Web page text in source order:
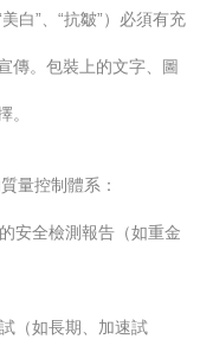
白”、“抗皺”）必須有充
傳。包裝上的文字、圖
。
量控制體系：
安全檢測報告（如重金
（如長期、加速試